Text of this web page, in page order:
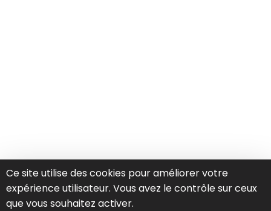
Ce site utilise des cookies pour améliorer votre
expérience utilisateur. Vous avez le contrôle sur ceux
que vous souhaitez activer.